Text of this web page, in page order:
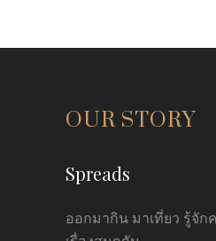
OUR STORY
Spreads
ออกมากิน มาเที่ยว รู้จัก